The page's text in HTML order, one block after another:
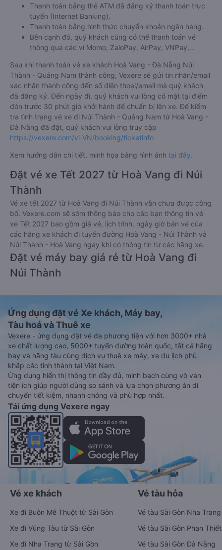
Thanh toán bằng thẻ ATM đã đăng ký thanh toán trực
tuyến (Internet Banking).
Thanh toán bằng hình thức chuyển khoản ngân hàng.
Bên cạnh đó, quý khách cũng có thể thanh toán vé
thông qua các ví Momo, ZaloPay, AirPay, VNPay,…
Sau khi thanh toán vé xe khách Hoà Vang - Đà Nẵng Núi
Thành - Quảng Nam thành công, Vexere sẽ gửi tin nhắn/email
xác nhận thành công đến số điện thoại/email mà quý khách
đã đăng ký. Đến ngày đi, quý khách vui lòng có mặt tại điểm
đón trước 30 phút giờ khởi hành để chuẩn bị lên xe. Để kiểm
tra tình trạng vé xe đi Núi Thành - Quảng Nam từ Hoà Vang -
Đà Nẵng đã đặt, quý khách vui lòng truy cập
https://vexere.com/vi-VN/booking/ticketinfo
Xem hướng dẫn chi tiết, minh họa bằng hình ảnh tại đây.
Đặt vé xe Tết 2027 từ Hoà Vang đi Núi
Thành
Vé xe tết 2027 từ Hoà Vang đi Núi Thành vẫn chưa được công
bố. Vexere.com sẽ sớm thông báo cho các bạn thông tin vé
xe Tết 2027 bao gồm giá vé, lịch trình, ngày giờ bán vé của
các hãng xe khách đi tuyến đường Hoà Vang - Núi Thành và
Núi Thành - Hoà Vang ngay khi có thông tin từ các hãng xe.
Đặt vé máy bay giá rẻ từ Hoà Vang đi
Núi Thành
Ứng dụng đặt vé Xe khách, Máy bay,
Tàu hoả và Thuê xe
Vexere - ứng dụng đặt vé đa phương tiện với hơn 3000+ nhà
xe chất lượng cao, 5000+ tuyến đường toàn quốc, tất cả hãng
bay và hãng tàu cùng dịch vụ thuê xe máy, xe du lịch phủ
khắp các tỉnh thành tại Việt Nam.
Ứng dụng hiển thị thông tin đầy đủ, minh bạch cùng vô vàn
tiện ích giúp người dùng so sánh và lựa chọn phương án di
chuyển tiết kiệm, nhanh chóng và phù hợp nhất.
Tải ứng dụng Vexere ngay
Vé xe khách
Xe đi Buôn Mê Thuột từ Sài Gòn
Xe đi Vũng Tàu từ Sài Gòn
Xe đi Nha Trang từ Sài Gòn
Vé tàu hỏa
Vé tàu Sài Gòn Nha Trang
Vé tàu Sài Gòn Phan Thiết
Vé tàu Sài Gòn Đà Nẵng